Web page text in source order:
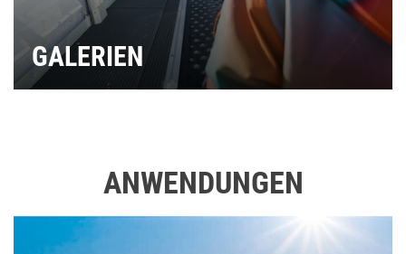
GALERIEN
ANWENDUNGEN